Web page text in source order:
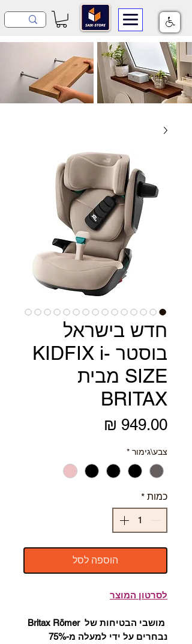
חדש בישראל
בוסטר KIDFIX i-
SIZE מבית
BRITAX
צבע\גימור *
כמות *
הוספה לסל
לסרטון המוצר
מושבי הבטיחות של Britax Römer
נבחרים על ידי למעלה מ-75%